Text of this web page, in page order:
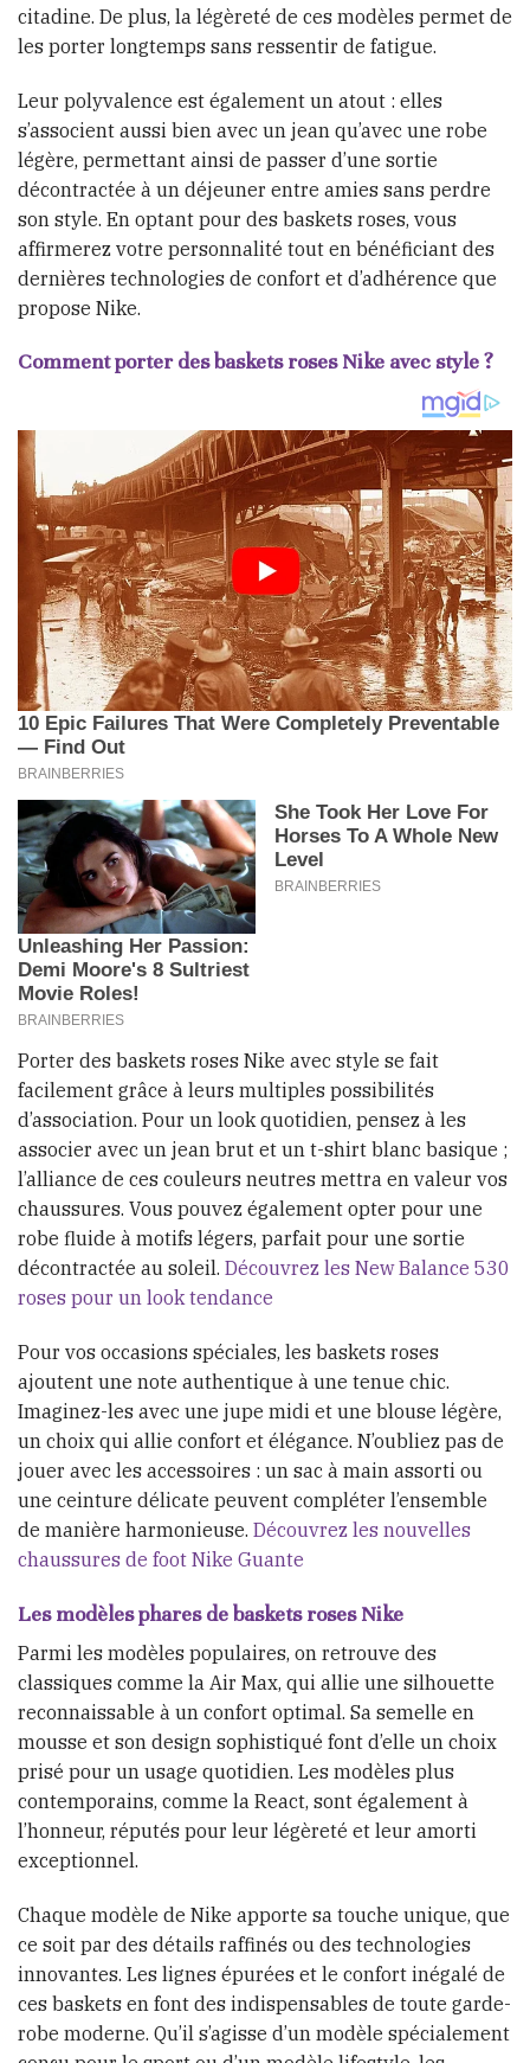
citadine. De plus, la légèreté de ces modèles permet de
les porter longtemps sans ressentir de fatigue.
Leur polyvalence est également un atout : elles
s’associent aussi bien avec un jean qu’avec une robe
légère, permettant ainsi de passer d’une sortie
décontractée à un déjeuner entre amies sans perdre
son style. En optant pour des baskets roses, vous
affirmerez votre personnalité tout en bénéficiant des
dernières technologies de confort et d’adhérence que
propose Nike.
Comment porter des baskets roses Nike avec style ?
Porter des baskets roses Nike avec style se fait
facilement grâce à leurs multiples possibilités
d’association. Pour un look quotidien, pensez à les
associer avec un jean brut et un t-shirt blanc basique ;
l’alliance de ces couleurs neutres mettra en valeur vos
chaussures. Vous pouvez également opter pour une
robe fluide à motifs légers, parfait pour une sortie
décontractée au soleil. Découvrez les New Balance 530
roses pour un look tendance
Pour vos occasions spéciales, les baskets roses
ajoutent une note authentique à une tenue chic.
Imaginez-les avec une jupe midi et une blouse légère,
un choix qui allie confort et élégance. N’oubliez pas de
jouer avec les accessoires : un sac à main assorti ou
une ceinture délicate peuvent compléter l’ensemble
de manière harmonieuse. Découvrez les nouvelles
chaussures de foot Nike Guante
Les modèles phares de baskets roses Nike
Parmi les modèles populaires, on retrouve des
classiques comme la Air Max, qui allie une silhouette
reconnaissable à un confort optimal. Sa semelle en
mousse et son design sophistiqué font d’elle un choix
prisé pour un usage quotidien. Les modèles plus
contemporains, comme la React, sont également à
l’honneur, réputés pour leur légèreté et leur amorti
exceptionnel.
Chaque modèle de Nike apporte sa touche unique, que
ce soit par des détails raffinés ou des technologies
innovantes. Les lignes épurées et le confort inégalé de
ces baskets en font des indispensables de toute garde-
robe moderne. Qu’il s’agisse d’un modèle spécialement